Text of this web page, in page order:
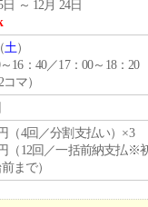
日 ～ 12月 24日
土）
16：40／17：00～18：20
コマ）
（4回／分割支払い）×3
（12回／一括前納支払※
まで）